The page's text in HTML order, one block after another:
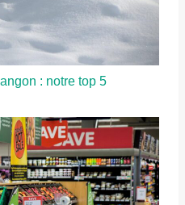
: notre top 5